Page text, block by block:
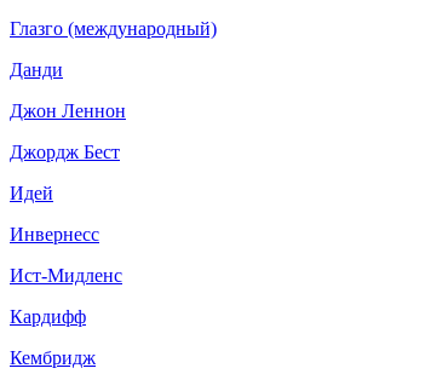
Глазго (международный)
Данди
Джон Леннон
Джордж Бест
Идей
Инвернесс
Ист-Мидленс
Кардифф
Кембридж